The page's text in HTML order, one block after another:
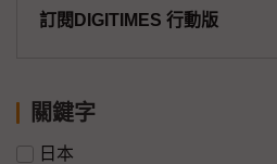
訂閱DIGITIMES 行動版
關鍵字
日本